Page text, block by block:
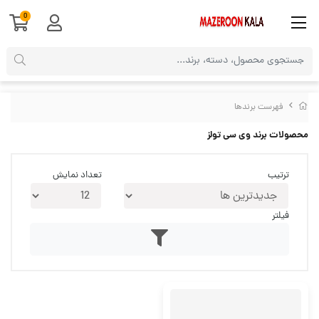
فهرست برندها
محصولات برند وی سی تولز
ترتیب تعداد نمایش
فیلتر
0